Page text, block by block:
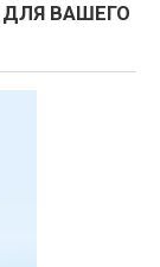
ВАШЕГО